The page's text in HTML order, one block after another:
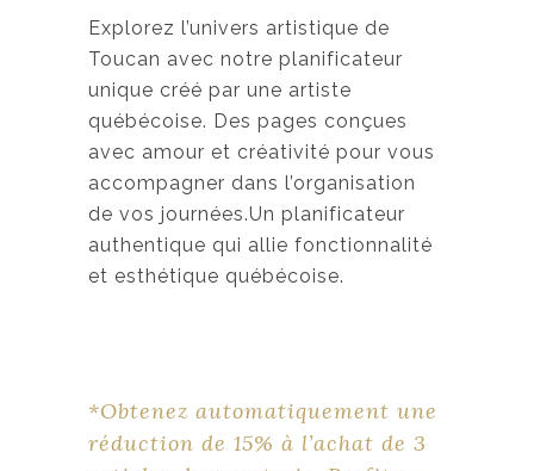
a
i
t
:
2
0
,
0
:
1
7
,
5
0
$
.
Explorez l’univers artistique de
Toucan avec notre planificateur
unique créé par une artiste
québécoise. Des pages conçues
avec amour et créativité pour vous
accompagner dans l’organisation
de vos journées.Un planificateur
authentique qui allie fonctionnalité
et esthétique québécoise.
*Obtenez automatiquement une
réduction de 15% à l’achat de 3